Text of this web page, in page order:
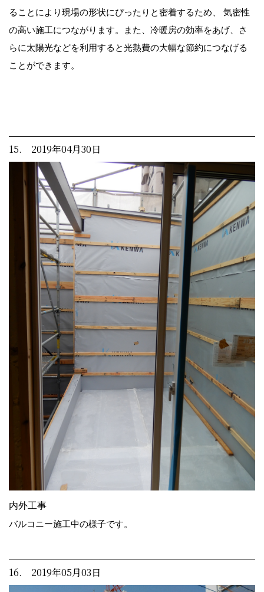
ることにより現場の形状にぴったりと密着するため、 気密性
の高い施工につながります。また、冷暖房の効率をあげ、さ
らに太陽光などを利用すると光熱費の大幅な節約につなげる
ことができます。
15. 2019年04月30日
内外工事
バルコニー施工中の様子です。
16. 2019年05月03日